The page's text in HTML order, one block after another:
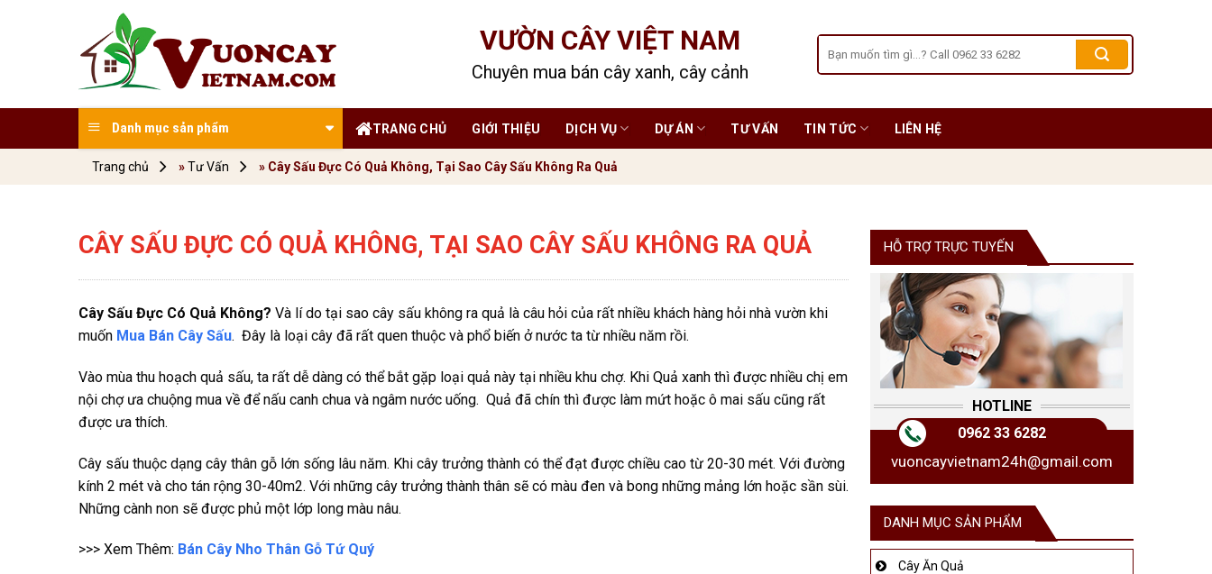
VƯỜN CÂY VIỆT NAM
Chuyên mua bán cây xanh, cây cảnh
kiếm:
Danh mục sản phẩm TRANG CHỦ GIỚI THIỆU DỊCH VỤ DỰ ÁN TƯ VẤN TIN TỨC LIÊN HỆ
Trang chủ »Tư Vấn » Cây Sấu Đực Có Quả Không, Tại Sao Cây Sấu Không Ra Quả
CÂY SẤU ĐỰC CÓ QUẢ KHÔNG, TẠI SAO CÂY SẤU KHÔNG RA QUẢ
Cây Sấu Đực Có Quả Không? Và lí do tại sao cây sấu không ra quả là câu hỏi của rất nhiều khách hàng hỏi nhà vườn khi
muốn Mua Bán Cây Sấu. Đây là loại cây đã rất quen thuộc và phổ biến ở nước ta từ nhiều năm rồi.
Vào mùa thu hoạch quả sấu, ta rất dễ dàng có thể bắt gặp loại quả này tại nhiều khu chợ. Khi Quả xanh thì được nhiều chị em
nội chợ ưa chuộng mua về để nấu canh chua và ngâm nước uống. Quả đã chín thì được làm mứt hoặc ô mai sấu cũng rất
được ưa thích.
Cây sấu thuộc dạng cây thân gỗ lớn sống lâu năm. Khi cây trưởng thành có thể đạt được chiều cao từ 20-30 mét. Với đường
kính 2 mét và cho tán rộng 30-40m2. Với những cây trưởng thành thân sẽ có màu đen và bong những mảng lớn hoặc sần sùi.
Những cành non sẽ được phủ một lớp long màu nâu.
>>> Xem Thêm: Bán Cây Nho Thân Gỗ Tứ Quý
HỖ TRỢ TRỰC TUYẾN
HOTLINE
0962 33 6282
vuoncayvietnam24h@gmail.com
DANH MỤC SẢN PHẨM
Cây Ăn Quả